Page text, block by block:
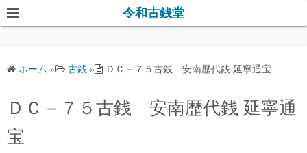
コ
ン
キ
令和古銭堂
ホーム » 古銭 » ＤＣ－７５古銭 安南歴代銭 延寧通宝
ＤＣ－７５古銭 安南歴代銭 延寧通
宝